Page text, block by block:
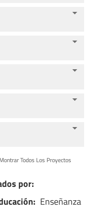
Montrar Todos Los Proyectos
por:
Enseñanza